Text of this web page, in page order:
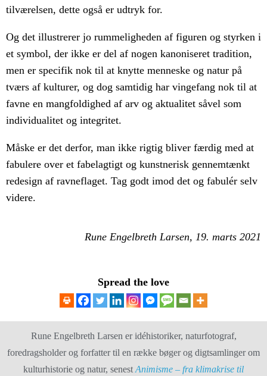
tilværelsen, dette også er udtryk for.
Og det illustrerer jo rummeligheden af figuren og styrken i
et symbol, der ikke er del af nogen kanoniseret tradition,
men er specifik nok til at knytte menneske og natur på
tværs af kulturer, og dog samtidig har vingefang nok til at
favne en mangfoldighed af arv og aktualitet såvel som
individualitet og integritet.
Måske er det derfor, man ikke rigtig bliver færdig med at
fabulere over et fabelagtigt og kunstnerisk gennemtænkt
redesign af ravneflaget. Tag godt imod det og fabulér selv
videre.
Rune Engelbreth Larsen, 19. marts 2021
Spread the love
Rune Engelbreth Larsen er idéhistoriker, naturfotograf,
foredragsholder og forfatter til en række bøger og digtsamlinger om
kulturhistorie og natur, senest Animisme – fra klimakrise til